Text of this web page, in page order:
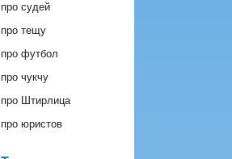
про судей
про тещу
про футбол
про чукчу
про Штирлица
про юристов